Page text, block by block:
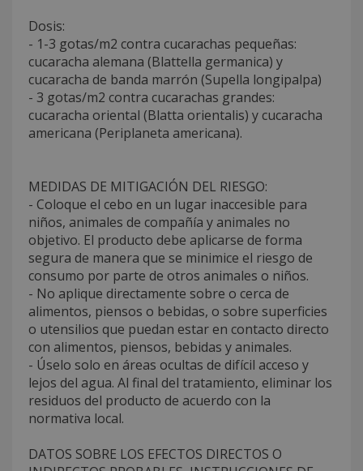
Dosis:
- 1-3 gotas/m2 contra cucarachas pequeñas:
cucaracha alemana (Blattella germanica) y
cucaracha de banda marrón (Supella longipalpa)
- 3 gotas/m2 contra cucarachas grandes:
cucaracha oriental (Blatta orientalis) y cucaracha
americana (Periplaneta americana).
MEDIDAS DE MITIGACIÓN DEL RIESGO:
- Coloque el cebo en un lugar inaccesible para
niños, animales de compañía y animales no
objetivo. El producto debe aplicarse de forma
segura de manera que se minimice el riesgo de
consumo por parte de otros animales o niños.
- No aplique directamente sobre o cerca de
alimentos, piensos o bebidas, o sobre superficies
o utensilios que puedan estar en contacto directo
con alimentos, piensos, bebidas y animales.
- Úselo solo en áreas ocultas de difícil acceso y
lejos del agua. Al final del tratamiento, eliminar los
residuos del producto de acuerdo con la
normativa local.
DATOS SOBRE LOS EFECTOS DIRECTOS O